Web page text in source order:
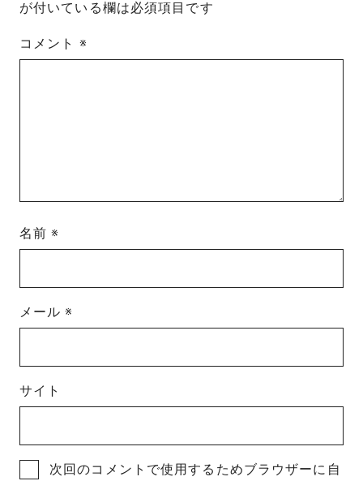
が付いている欄は必須項目です
コメント ※
名前※
メール※
サイト
次回のコメントで使用するためブラウザーに自